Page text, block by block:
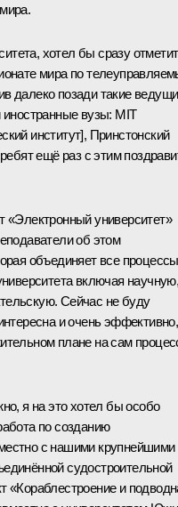
хотел бы сразу
мира по
далеко позади такие
вузы: MIT
институт], Принстонский
ещё раз с этим
«Электронный университет»
об этом
объединяет все процессы
включая
Сейчас не буду
и очень эффективно,
плане на сам
я на это хотел бы особо
по созданию
с нашими крупнейшими
судостроительной
«Кораблестроение и